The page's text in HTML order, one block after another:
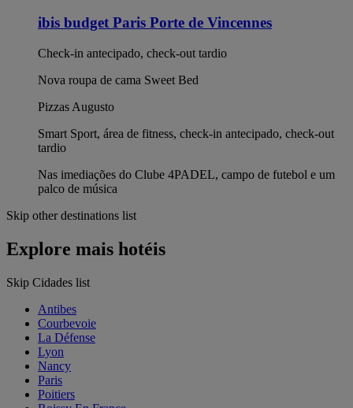
ibis budget Paris Porte de Vincennes
Check-in antecipado, check-out tardio
Nova roupa de cama Sweet Bed
Pizzas Augusto
Smart Sport, área de fitness, check-in antecipado, check-out
tardio
Nas imediações do Clube 4PADEL, campo de futebol e um
palco de música
Skip other destinations list
Explore mais hotéis
Skip Cidades list
Antibes
Courbevoie
La Défense
Lyon
Nancy
Paris
Poitiers